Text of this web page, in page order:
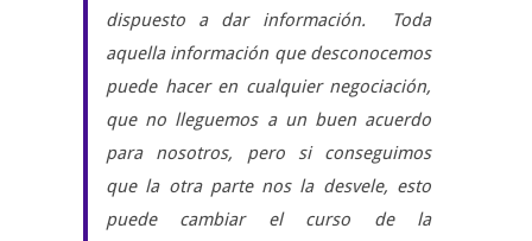
dispuesto a dar información. Toda
aquella información que desconocemos
puede hacer en cualquier negociación,
que no lleguemos a un buen acuerdo
para nosotros, pero si conseguimos
que la otra parte nos la desvele, esto
puede cambiar el curso de la